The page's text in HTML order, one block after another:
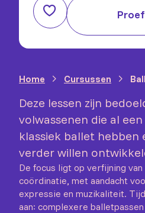
Home Cursussen
Deze lessen zijn
volwassenen die al
klassiek ballet hebben
verder willen
De focus ligt op verfijning
coördinatie, met aandacht
expressie en muzikaliteit.
aan: complexere